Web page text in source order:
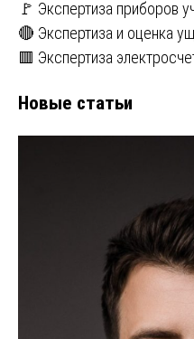
🚩 Экспертиза приборов
🔴 Экспертиза и оценка
🟥 Экспертиза
Новые статьи